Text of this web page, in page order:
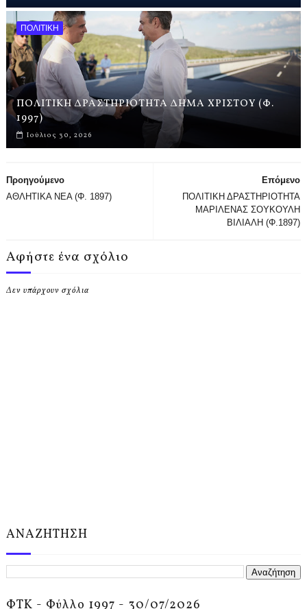
ΠΟΛΙΤΙΚΗ
ΠΟΛΙΤΙΚΗ ΔΡΑΣΤΗΡΙΟΤΗΤΑ ΔΗΜΑ ΧΡΙΣΤΟΥ (Φ.
1997)
Ιούλιος 30, 2026
Επόμενο
ΠΟΛΙΤΙΚΗ ΔΡΑΣΤΗΡΙΟΤΗΤΑ
ΜΑΡΙΛΕΝΑΣ ΣΟΥΚΟΥΛΗ
ΒΙΛΙΑΛΗ (Φ.1897)
Προηγούμενο
ΑΘΛΗΤΙΚΑ ΝΕΑ (Φ. 1897)
Αφήστε ένα σχόλιο
Δεν υπάρχουν σχόλια
ΑΝΑΖΗΤΗΣΗ
ΦΤΚ - Φύλλο 1997 - 30/07/2026